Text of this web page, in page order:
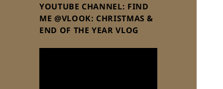
YOUTUBE CHANNEL: FIND
ME @VLOOK: CHRISTMAS &
END OF THE YEAR VLOG